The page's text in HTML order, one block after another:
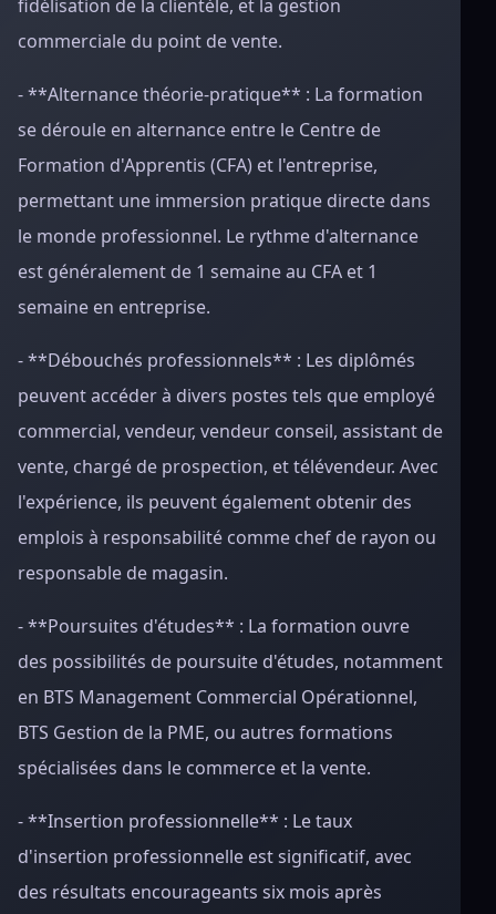
fidélisation de la clientèle, et la gestion
commerciale du point de vente.
- **Alternance théorie-pratique** : La formation
se déroule en alternance entre le Centre de
Formation d'Apprentis (CFA) et l'entreprise,
permettant une immersion pratique directe dans
le monde professionnel. Le rythme d'alternance
est généralement de 1 semaine au CFA et 1
semaine en entreprise.
- **Débouchés professionnels** : Les diplômés
peuvent accéder à divers postes tels que employé
commercial, vendeur, vendeur conseil, assistant de
vente, chargé de prospection, et télévendeur. Avec
l'expérience, ils peuvent également obtenir des
emplois à responsabilité comme chef de rayon ou
responsable de magasin.
- **Poursuites d'études** : La formation ouvre
des possibilités de poursuite d'études, notamment
en BTS Management Commercial Opérationnel,
BTS Gestion de la PME, ou autres formations
spécialisées dans le commerce et la vente.
- **Insertion professionnelle** : Le taux
d'insertion professionnelle est significatif, avec
des résultats encourageants six mois après